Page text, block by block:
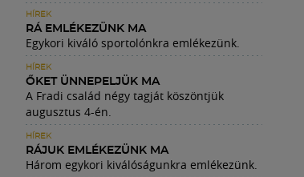
HÍREK
RÁ EMLÉKEZÜNK MA
Egykori kiváló sportolónkra emlékezünk.
HÍREK
ŐKET ÜNNEPELJÜK MA
A Fradi család négy tagját köszöntjük
augusztus 4-én.
HÍREK
RÁJUK EMLÉKEZÜNK MA
Három egykori kiválóságunkra emlékezünk.